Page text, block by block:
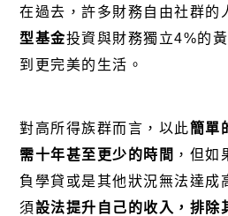
在過去，許多財務自由社群的
型基金投資與財務獨立4%的
到更完美的生活。
對高所得族群而言，以此簡單
需十年甚至更少的時間 ，但如
負學貸或是其他狀況無法達成
須設法提升自己的收入，排除